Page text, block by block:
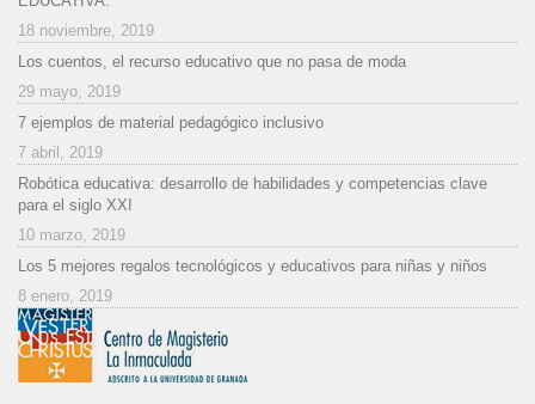
18 noviembre, 2019
Los cuentos, el recurso educativo que no pasa de moda
29 mayo, 2019
7 ejemplos de material pedagógico inclusivo
7 abril, 2019
Robótica educativa: desarrollo de habilidades y competencias clave
para el siglo XXI
10 marzo, 2019
Los 5 mejores regalos tecnológicos y educativos para niñas y niños
8 enero, 2019